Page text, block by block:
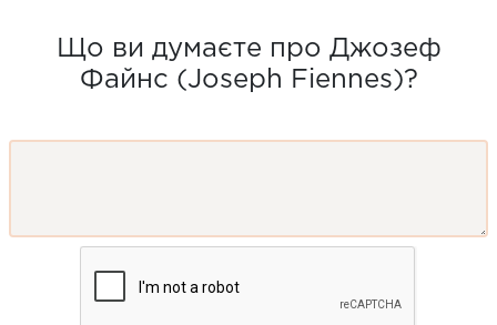
Що ви думаєте про Джозеф
Файнс (Joseph Fiennes)?